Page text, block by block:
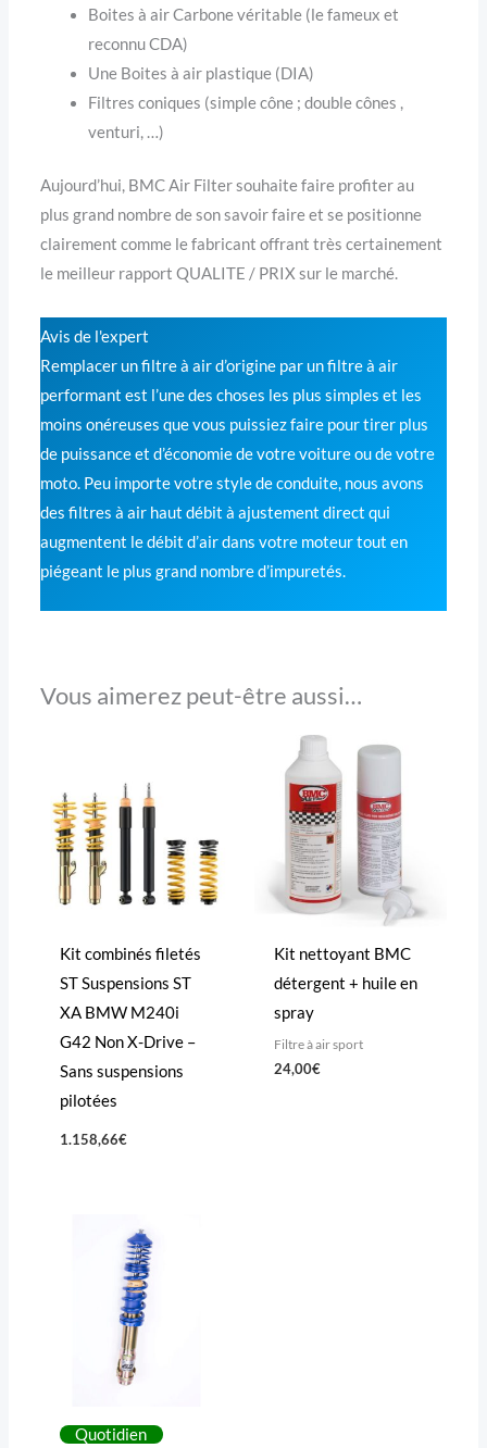
Boites à air Carbone véritable (le fameux et
reconnu CDA)
Une Boites à air plastique (DIA)
Filtres coniques (simple cône ; double cônes ,
venturi, …)
Aujourd’hui, BMC Air Filter souhaite faire profiter au
plus grand nombre de son savoir faire et se positionne
clairement comme le fabricant offrant très certainement
le meilleur rapport QUALITE / PRIX sur le marché.
Avis de l'expert
Remplacer un filtre à air d’origine par un filtre à air
performant est l’une des choses les plus simples et les
moins onéreuses que vous puissiez faire pour tirer plus
de puissance et d’économie de votre voiture ou de votre
moto. Peu importe votre style de conduite, nous avons
des filtres à air haut débit à ajustement direct qui
augmentent le débit d’air dans votre moteur tout en
piégeant le plus grand nombre d’impuretés.
Vous aimerez peut-être aussi…
Kit combinés filetés
ST Suspensions ST
XA BMW M240i
G42 Non X-Drive –
Sans suspensions
pilotées
1.158,66€
Kit nettoyant BMC
détergent + huile en
spray
Filtre à air sport
24,00€
Quotidien